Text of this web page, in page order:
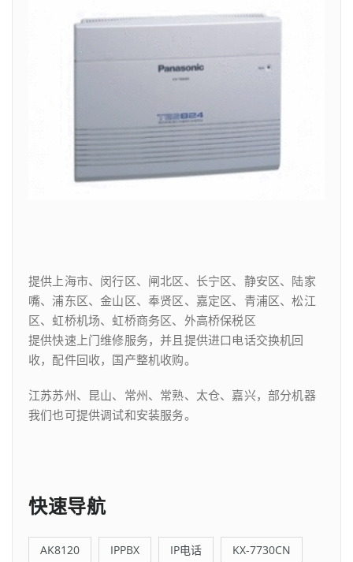
提供上海市、闵行区、闸北区、长宁区、静安区、陆家
嘴、浦东区、金山区、奉贤区、嘉定区、青浦区、松江
区、虹桥机场、虹桥商务区、外高桥保税区
提供快速上门维修服务，并且提供进口电话交换机回
收，配件回收，国产整机收购。
江苏苏州、昆山、常州、常熟、太仓、嘉兴，部分机器
我们也可提供调试和安装服务。
快速导航
AK8120 IPPBX IP电话 KX-7730CN